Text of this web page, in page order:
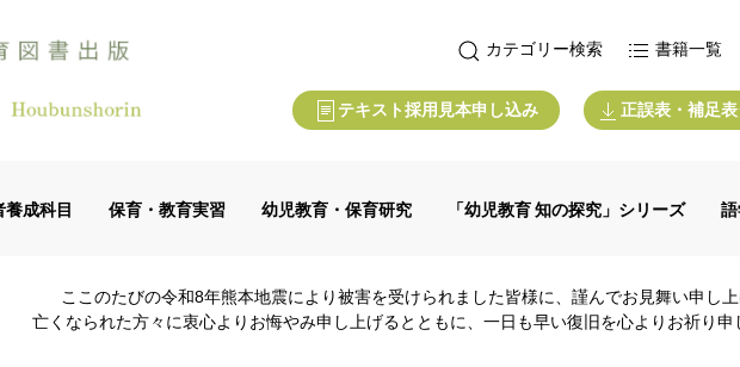
カテゴリー検索 書籍一覧
テキスト採用見本申し込み 正誤表・補足
養成科目 保育・教育実習 幼児教育・保育研究 「幼児教育 知の探究」シリーズ
ここのたびの令和8年熊本地震により被害を受けられました皆様に、謹んでお見舞い申し上
亡くなられた方々に衷心よりお悔やみ申し上げるとともに、一日も早い復旧を心よりお祈り申